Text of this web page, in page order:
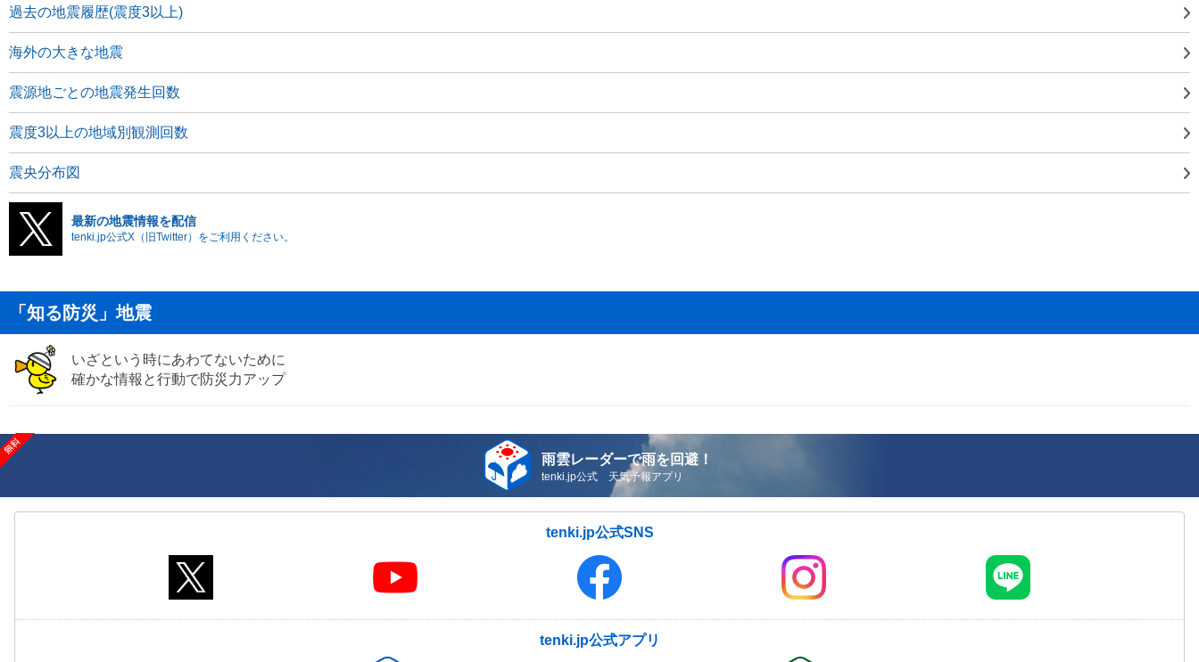
過去の地震履歴(震度3以上)
海外の大きな地震
震源地ごとの地震発生回数
震度3以上の地域別観測回数
震央分布図
最新の地震情報を配信
tenki.jp公式X（旧Twitter）をご利用ください。
「知る防災」地震
いざという時にあわてないために
確かな情報と行動で防災力アップ
雨雲レーダーで雨を回避！
tenki.jp公式 天気予報アプリ
tenki.jp公式SNS
tenki.jp公式アプリ